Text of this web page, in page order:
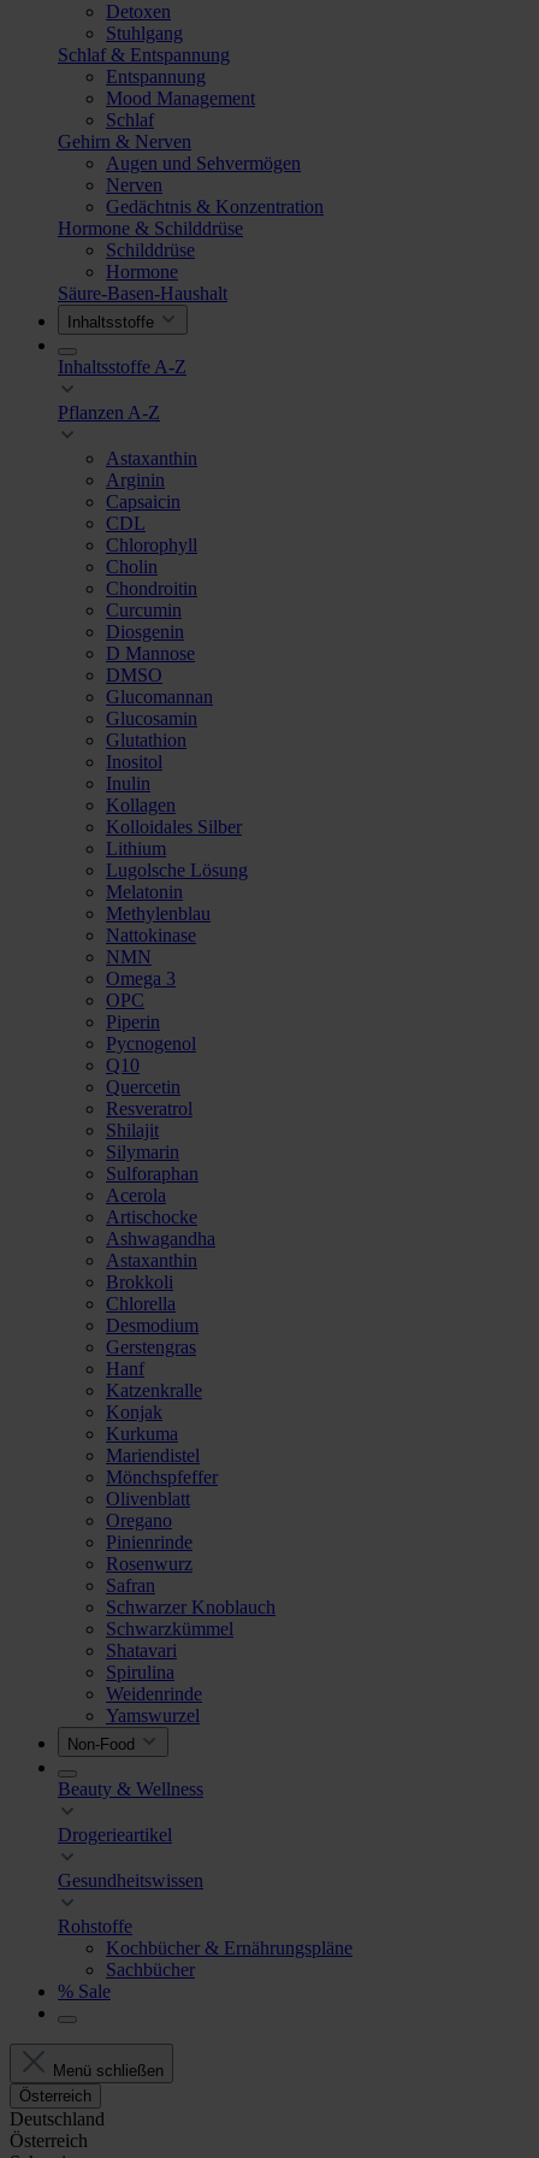
Detoxen
Stuhlgang
Schlaf & Entspannung
Entspannung
Mood Management
Schlaf
Gehirn & Nerven
Augen und Sehvermögen
Nerven
Gedächtnis & Konzentration
Hormone & Schilddrüse
Schilddrüse
Hormone
Säure-Basen-Haushalt
Inhaltsstoffe
Inhaltsstoffe A-Z
Pflanzen A-Z
Astaxanthin
Arginin
Capsaicin
CDL
Chlorophyll
Cholin
Chondroitin
Curcumin
Diosgenin
D Mannose
DMSO
Glucomannan
Glucosamin
Glutathion
Inositol
Inulin
Kollagen
Kolloidales Silber
Lithium
Lugolsche Lösung
Melatonin
Methylenblau
Nattokinase
NMN
Omega 3
OPC
Piperin
Pycnogenol
Q10
Quercetin
Resveratrol
Shilajit
Silymarin
Sulforaphan
Acerola
Artischocke
Ashwagandha
Astaxanthin
Brokkoli
Chlorella
Desmodium
Gerstengras
Hanf
Katzenkralle
Konjak
Kurkuma
Mariendistel
Mönchspfeffer
Olivenblatt
Oregano
Pinienrinde
Rosenwurz
Safran
Schwarzer Knoblauch
Schwarzkümmel
Shatavari
Spirulina
Weidenrinde
Yamswurzel
Non-Food
Beauty & Wellness
Drogerieartikel
Gesundheitswissen
Rohstoffe
Kochbücher & Ernährungspläne
Sachbücher
% Sale
Menü schließen
Österreich
Deutschland
Österreich